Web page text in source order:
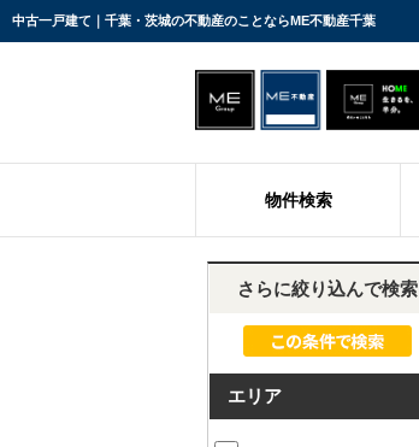
中古一戸建て｜千葉・茨城の不動産のことならME不動産千葉
物件検索
さらに絞り込んで検索
エリア